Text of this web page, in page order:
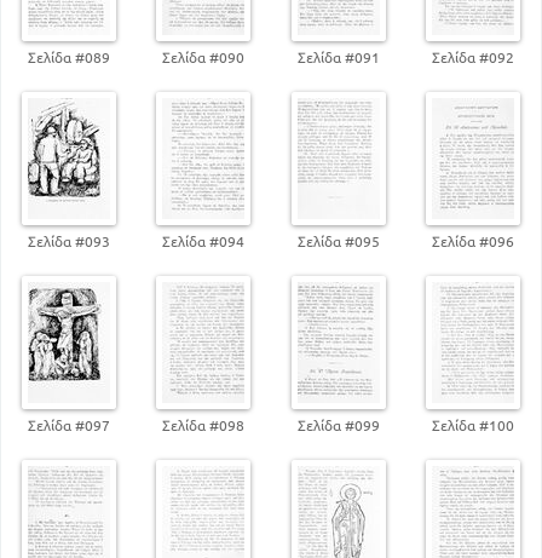
Σελίδα #089 Σελίδα #090 Σελίδα #091 Σελίδα #092
Σελίδα #093 Σελίδα #094 Σελίδα #095 Σελίδα #096
Σελίδα #097 Σελίδα #098 Σελίδα #099 Σελίδα #100